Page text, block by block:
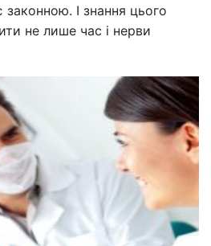
І знання цього
не лише час і нерви